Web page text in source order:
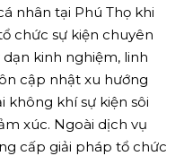
nhân tại Phú Thọ khi
chức sự kiện chuyên
kinh nghiệm, linh
cập nhật xu hướng
không khí sự kiện sôi
xúc. Ngoài dịch vụ
cấp giải pháp tổ chức